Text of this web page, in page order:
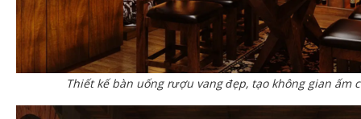
Thiết kế bàn uống rượu vang đẹp, tạo không gian ấm